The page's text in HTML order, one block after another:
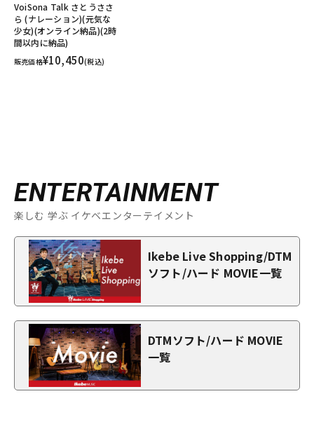
VoiSona Talk さとうささ
ら (ナレーション)(元気な
少女)(オンライン納品)(2時
間以内に納品)
販売価格¥10,450(税込)
ENTERTAINMENT
楽しむ 学ぶ イケベエンターテイメント
Ikebe Live Shopping/DTM
ソフト/ハード MOVIE一覧
DTMソフト/ハード MOVIE
一覧